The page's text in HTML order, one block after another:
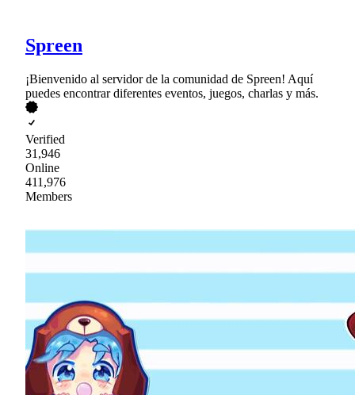
Spreen
¡Bienvenido al servidor de la comunidad de Spreen! Aquí
puedes encontrar diferentes eventos, juegos, charlas y más.
Verified
31,946
Online
411,976
Members